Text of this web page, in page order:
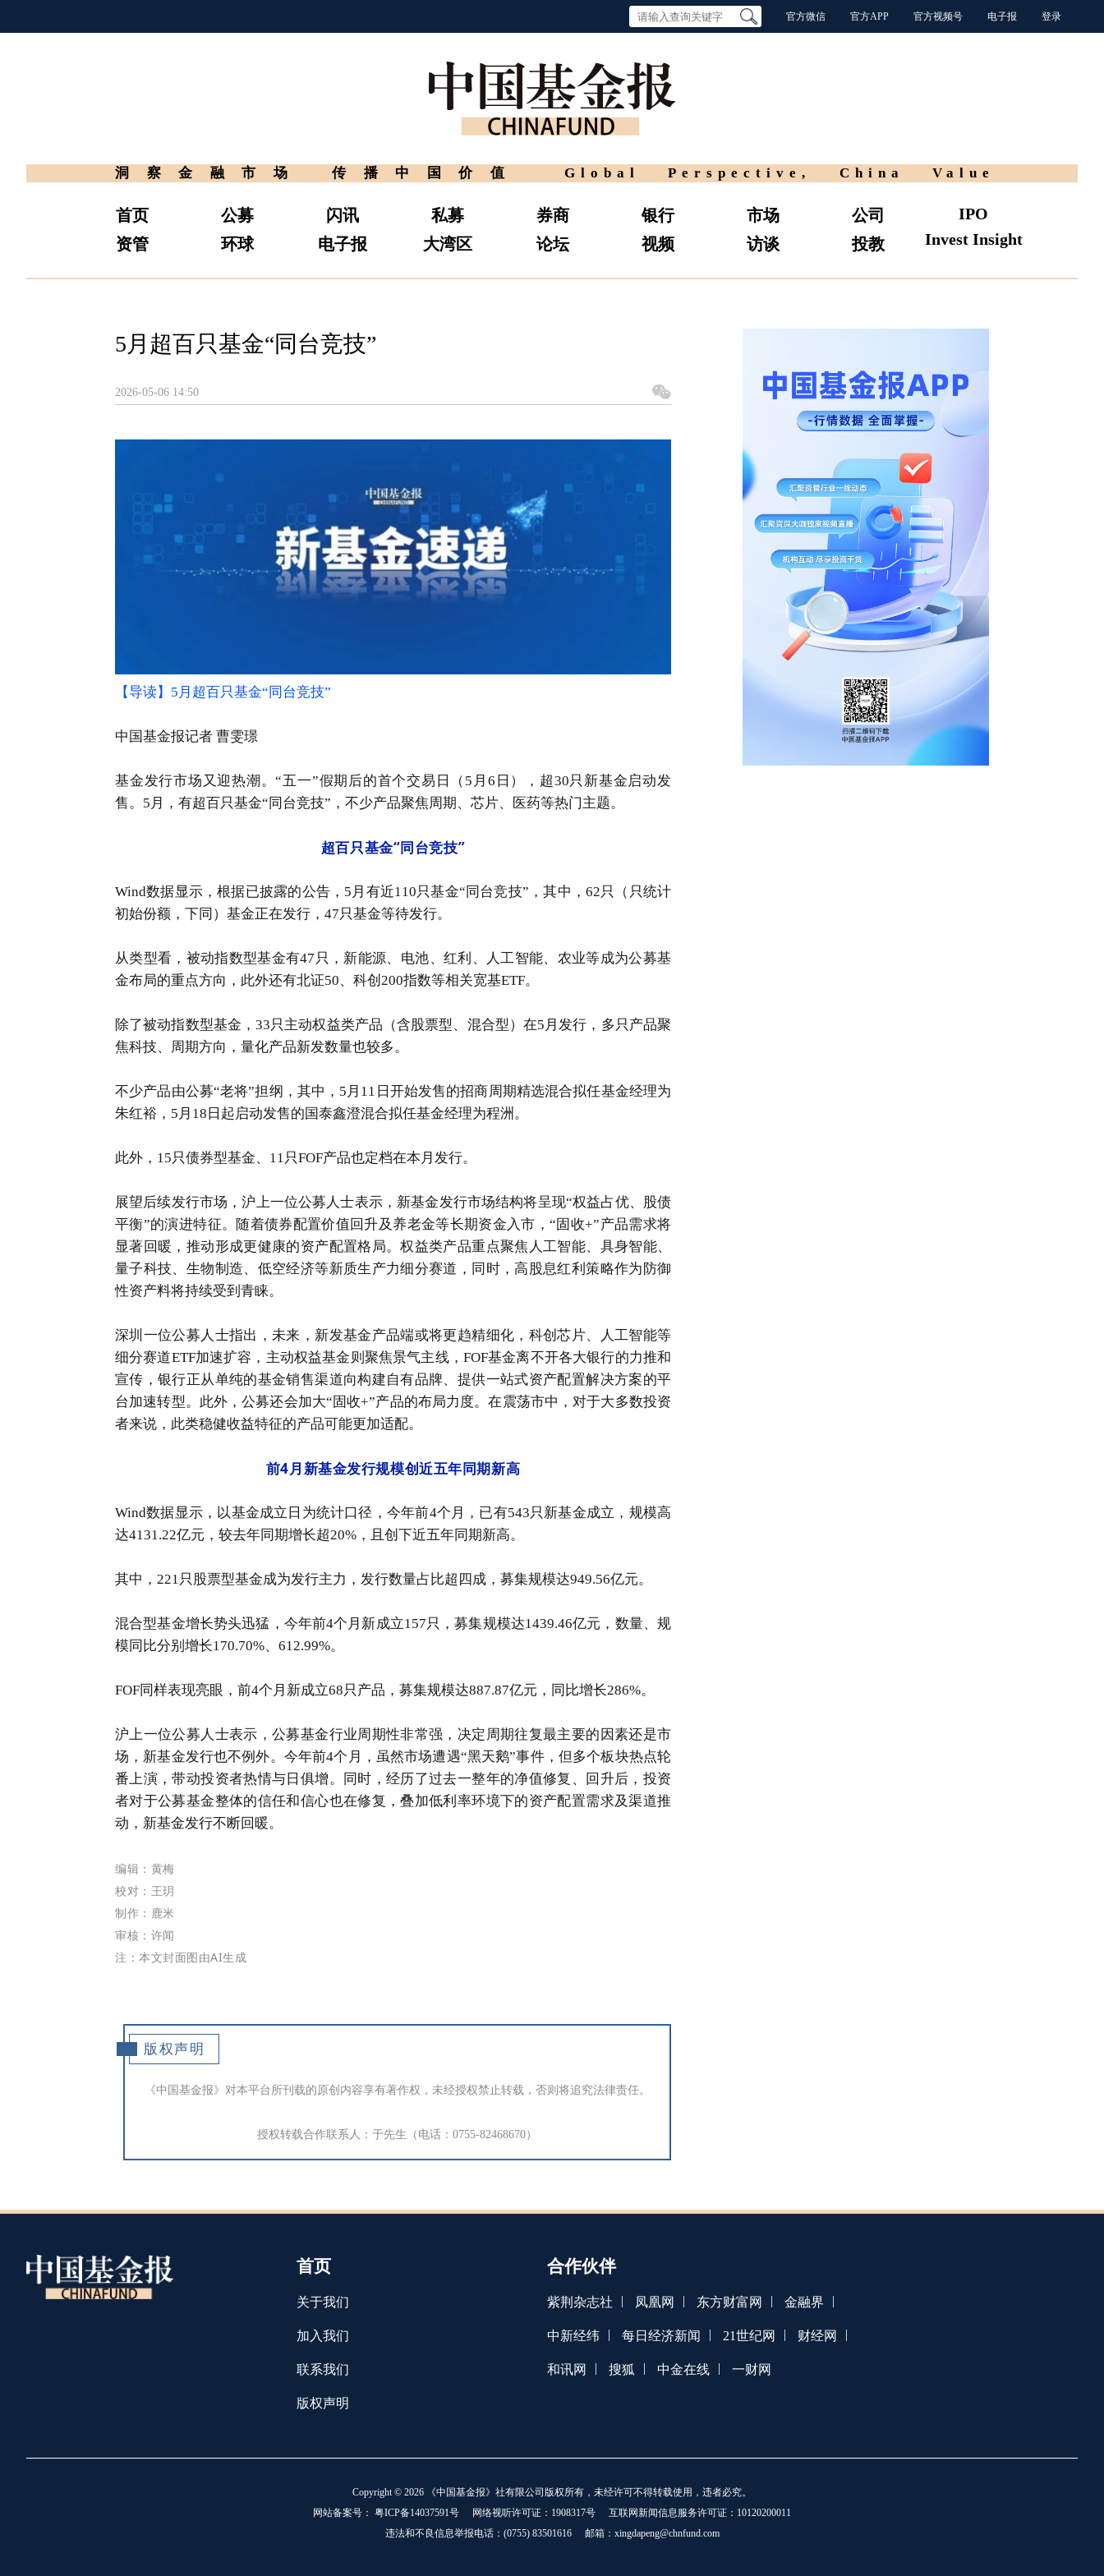
官方微信 官方APP 官方视频号 电子报 登录
洞察金融市场 传播中国价值 Global Perspective, China Value
首页
资管
公募
环球
闪讯
电子报
私募
大湾区
券商
论坛
银行
视频
市场
访谈
公司
投教
IPO
Invest Insight
5月超百只基金“同台竞技”
2026-05-06 14:50
【导读】5月超百只基金“同台竞技”
中国基金报记者 曹雯璟
基金发行市场又迎热潮。“五一”假期后的首个交易日（5月6日），超30只新基金启动发
售。5月，有超百只基金“同台竞技”，不少产品聚焦周期、芯片、医药等热门主题。
超百只基金“同台竞技”
Wind数据显示，根据已披露的公告，5月有近110只基金“同台竞技”，其中，62只（只统计
初始份额，下同）基金正在发行，47只基金等待发行。
从类型看，被动指数型基金有47只，新能源、电池、红利、人工智能、农业等成为公募基
金布局的重点方向，此外还有北证50、科创200指数等相关宽基ETF。
除了被动指数型基金，33只主动权益类产品（含股票型、混合型）在5月发行，多只产品聚
焦科技、周期方向，量化产品新发数量也较多。
不少产品由公募“老将”担纲，其中，5月11日开始发售的招商周期精选混合拟任基金经理为
朱红裕，5月18日起启动发售的国泰鑫澄混合拟任基金经理为程洲。
此外，15只债券型基金、11只FOF产品也定档在本月发行。
展望后续发行市场，沪上一位公募人士表示，新基金发行市场结构将呈现“权益占优、股债
平衡”的演进特征。随着债券配置价值回升及养老金等长期资金入市，“固收+”产品需求将
显著回暖，推动形成更健康的资产配置格局。权益类产品重点聚焦人工智能、具身智能、
量子科技、生物制造、低空经济等新质生产力细分赛道，同时，高股息红利策略作为防御
性资产料将持续受到青睐。
深圳一位公募人士指出，未来，新发基金产品端或将更趋精细化，科创芯片、人工智能等
细分赛道ETF加速扩容，主动权益基金则聚焦景气主线，FOF基金离不开各大银行的力推和
宣传，银行正从单纯的基金销售渠道向构建自有品牌、提供一站式资产配置解决方案的平
台加速转型。此外，公募还会加大“固收+”产品的布局力度。在震荡市中，对于大多数投资
者来说，此类稳健收益特征的产品可能更加适配。
前4月新基金发行规模创近五年同期新高
Wind数据显示，以基金成立日为统计口径，今年前4个月，已有543只新基金成立，规模高
达4131.22亿元，较去年同期增长超20%，且创下近五年同期新高。
其中，221只股票型基金成为发行主力，发行数量占比超四成，募集规模达949.56亿元。
混合型基金增长势头迅猛，今年前4个月新成立157只，募集规模达1439.46亿元，数量、规
模同比分别增长170.70%、612.99%。
FOF同样表现亮眼，前4个月新成立68只产品，募集规模达887.87亿元，同比增长286%。
沪上一位公募人士表示，公募基金行业周期性非常强，决定周期往复最主要的因素还是市
场，新基金发行也不例外。今年前4个月，虽然市场遭遇“黑天鹅”事件，但多个板块热点轮
番上演，带动投资者热情与日俱增。同时，经历了过去一整年的净值修复、回升后，投资
者对于公募基金整体的信任和信心也在修复，叠加低利率环境下的资产配置需求及渠道推
动，新基金发行不断回暖。
编辑：黄梅
校对：王玥
制作： 鹿米
审核：许闻
注：本文封面图由AI生成
版权声明
《中国基金报》对本平台所刊载的原创内容享有著作权，未经授权禁止转载，否则将追究法律责任。
授权转载合作联系人：于先生（电话：0755-82468670）
首页
关于我们
加入我们
联系我们
版权声明
合作伙伴
紫荆杂志社 | 凤凰网 | 东方财富网 | 金融界 |
中新经纬 | 每日经济新闻 | 21世纪网 | 财经网 |
和讯网 | 搜狐 | 中金在线 | 一财网
Copyright © 2026 《中国基金报》社有限公司版权所有，未经许可不得转载使用，违者必究。
网站备案号： 粤ICP备14037591号 网络视听许可证：1908317号
互联网新闻信息服务许可证：10120200011
违法和不良信息举报电话：(0755) 83501616
邮箱：xingdapeng@chnfund.com